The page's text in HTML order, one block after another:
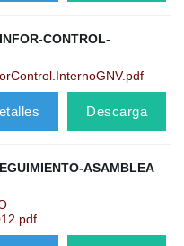
CONTROL-
Descarga
ASAMBLEA